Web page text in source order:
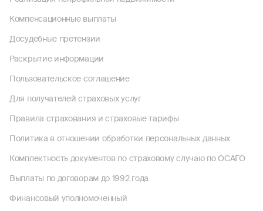
Компенсационные выплаты
Досудебные претензии
Раскрытие информации
Пользовательское соглашение
Для получателей страховых услуг
Правила страхования и страховые тарифы
Политика в отношении обработки персональных данных
Комплектность документов по страховому случаю по ОСАГО
Выплаты по договорам до 1992 года
Финансовый уполномоченный